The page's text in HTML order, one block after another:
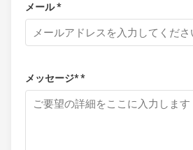
メール *
メッセージ* *